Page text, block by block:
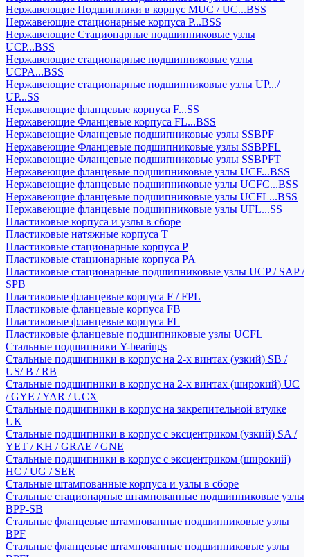
Нержавеющие Подшипники в корпус MUC / UC...BSS
Нержавеющие стационарные корпуса P...BSS
Нержавеющие Стационарные подшипниковые узлы
UCP...BSS
Нержавеющие стационарные подшипниковые узлы
UCPA...BSS
Нержавеющие стационарные подшипниковые узлы UP.../
UP...SS
Нержавеющие фланцевые корпуса F...SS
Нержавеющие Фланцевые корпуса FL...BSS
Нержавеющие Фланцевые подшипниковые узлы SSBPF
Нержавеющие Фланцевые подшипниковые узлы SSBPFL
Нержавеющие Фланцевые подшипниковые узлы SSBPFT
Нержавеющие фланцевые подшипниковые узлы UCF...BSS
Нержавеющие фланцевые подшипниковые узлы UCFC...BSS
Нержавеющие фланцевые подшипниковые узлы UCFL...BSS
Нержавеющие фланцевые подшипниковые узлы UFL...SS
Пластиковые корпуса и узлы в сборе
Пластиковые натяжные корпуса T
Пластиковые стационарные корпуса P
Пластиковые стационарные корпуса PA
Пластиковые стационарные подшипниковые узлы UCP / SAP /
SPB
Пластиковые фланцевые корпуса F / FPL
Пластиковые фланцевые корпуса FB
Пластиковые фланцевые корпуса FL
Пластиковые фланцевые подшипниковые узлы UCFL
Стальные подшипники Y-bearings
Стальные подшипники в корпус на 2-х винтах (узкий) SB /
US/ B / RB
Стальные подшипники в корпус на 2-х винтах (широкий) UC
/ GYE / YAR / UCX
Стальные подшипники в корпус на закрепительной втулке
UK
Стальные подшипники в корпус с эксцентриком (узкий) SA /
YET / KH / GRAE / GNE
Стальные подшипники в корпус с эксцентриком (широкий)
HC / UG / SER
Стальные штампованные корпуса и узлы в сборе
Стальные стационарные штампованные подшипниковые узлы
BPP-SB
Стальные фланцевые штампованные подшипниковые узлы
BPF
Стальные фланцевые штампованные подшипниковые узлы